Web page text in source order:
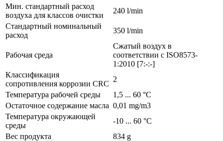
Мин. стандартный расход
воздуха для классов очистки
240 l/min
Стандартный номинальный
расход
350 l/min
Рабочая среда
Сжатый воздух в
соответствии с ISO8573-
1:2010 [7:-:-]
Классификация
сопротивления коррозии CRC
2
Температура рабочей среды
1,5 ... 60 °C
Остаточное содержание масла 0,01 mg/m3
Температура окружающей
среды
-10 ... 60 °C
Вес продукта
834 g